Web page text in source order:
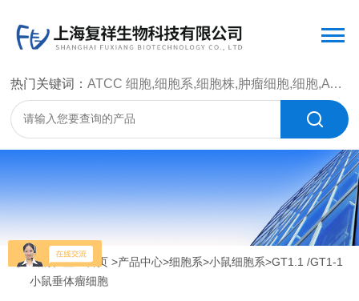
热门关键词：ATCC 细胞,细胞系,细胞株,肿瘤细胞,细胞,ATCC 菌种，CMCC 菌种，标准菌株，质控菌种，微生物菌种，菌株，菌种
当前位置：首页>产品中心>细胞系>小鼠细胞系>GT1.1 /GT1-1
小鼠垂体瘤细胞